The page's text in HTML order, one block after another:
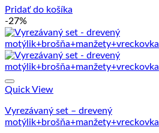
Pridať do košíka
-27%
Quick View
Vyrezávaný set – drevený
motýlik+brošňa+manžety+vreckovka